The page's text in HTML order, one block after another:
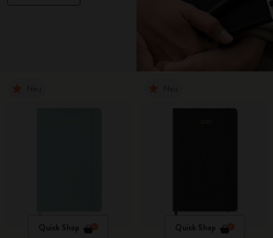
Quick Shop Quick Shop